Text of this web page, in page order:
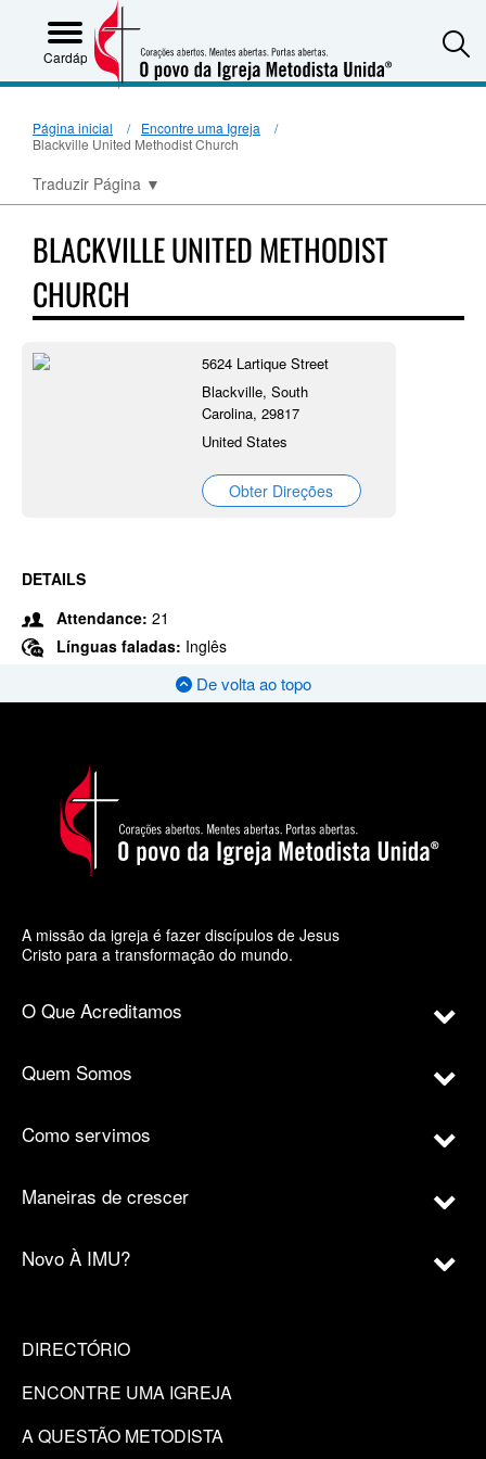
Cardápio
Página inicial
Encontre uma Igreja
Blackville United Methodist Church
Traduzir Página ▼
BLACKVILLE UNITED METHODIST
CHURCH
5624 Lartique Street
Blackville, South
Carolina, 29817
United States
Obter Direções
DETAILS
Attendance: 21
Línguas faladas: Inglês
De volta ao topo
A missão da igreja é fazer discípulos de Jesus
Cristo para a transformação do mundo.
O Que Acreditamos
Quem Somos
Como servimos
Maneiras de crescer
Novo À IMU?
DIRECTÓRIO
ENCONTRE UMA IGREJA
A QUESTÃO METODISTA